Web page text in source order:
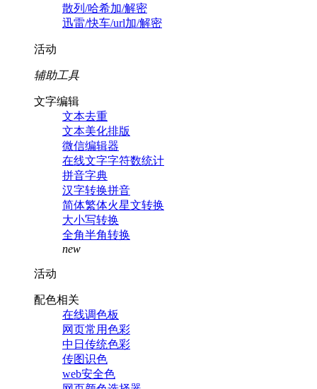
散列/哈希加/解密
迅雷/快车/url加/解密
活动
辅助工具
文字编辑
文本去重
文本美化排版
微信编辑器
在线文字字符数统计
拼音字典
汉字转换拼音
简体繁体火星文转换
大小写转换
全角半角转换
new
活动
配色相关
在线调色板
网页常用色彩
中日传统色彩
传图识色
web安全色